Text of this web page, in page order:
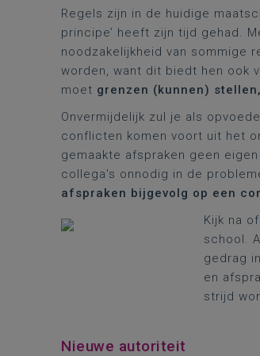
Regels zijn in de huidige
principe’ heeft zijn tijd gehad.
noodzakelijkheid van sommige
worden, want dit biedt hen ook
moet grenzen (kunnen)
Onvermijdelijk zul je als
conflicten komen voort uit het
gemaakte afspraken geen
collega's onnodig in de
afspraken bijgevolg op een
Kijk na
school.
gedrag
en
strijd
Nieuwe autoriteit